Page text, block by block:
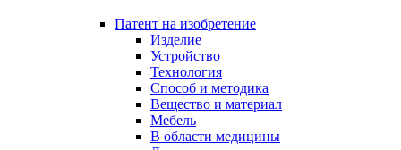
Патент на изобретение
Изделие
Устройство
Технология
Способ и методика
Вещество и материал
Мебель
В области медицины